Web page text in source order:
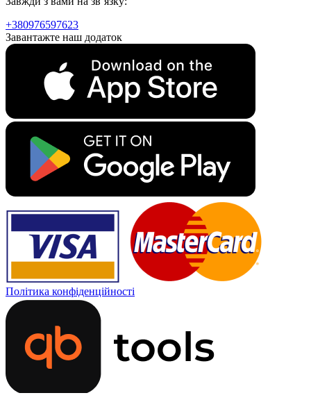
+380976597623
Завантажте наш додаток
Політика конфіденційності